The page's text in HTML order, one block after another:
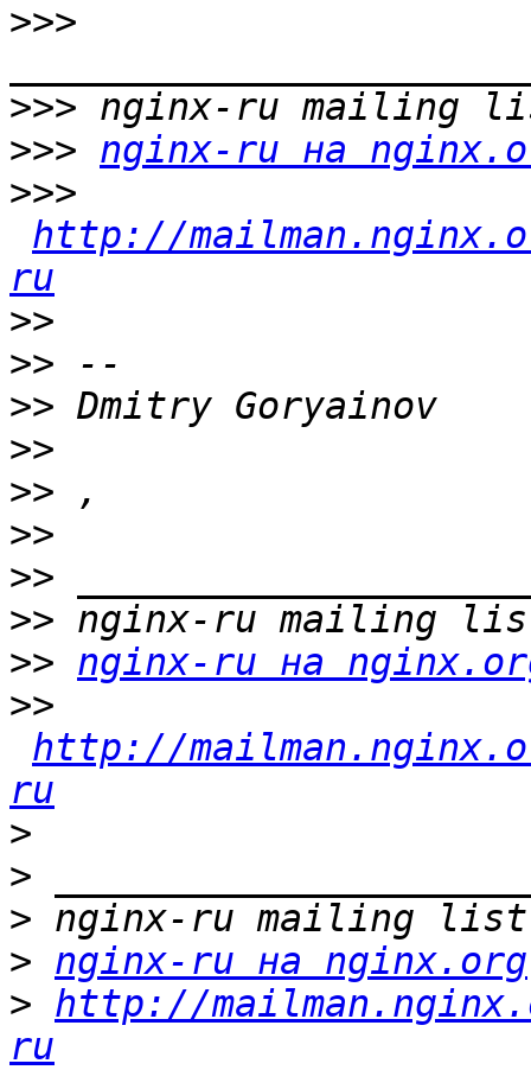
>>>
>>>
>>> nginx-ru на
>>>
http://
ru
>>
>>
>>
>>
>>
>>
>>
>>
>> nginx-ru на
>>
http://
ru
>
>
>
> nginx-ru на nginx.org
> http://
ru